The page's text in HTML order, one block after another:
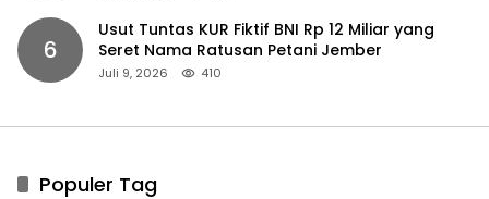
6
Usut Tuntas KUR Fiktif BNI Rp 12 Miliar yang
Seret Nama Ratusan Petani Jember
Juli 9, 2026 410
Populer Tag